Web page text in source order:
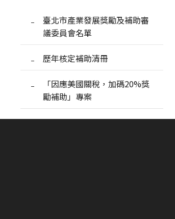
臺北市產業發展獎勵及補助審
議委員會名單
歷年核定補助清冊
「因應美國關稅，加碼20%獎
勵補助」專案